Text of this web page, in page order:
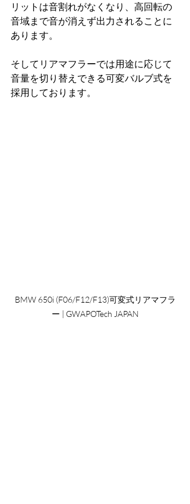
リットは音割れがなくなり、高回転の
音域まで音が消えず出力されることに
あります。
そしてリアマフラーでは用途に応じて
音量を切り替えできる可変バルブ式を
採用しております。
BMW 650i (F06/F12/F13)可変式リアマフラ
ー | GWAPOTech JAPAN